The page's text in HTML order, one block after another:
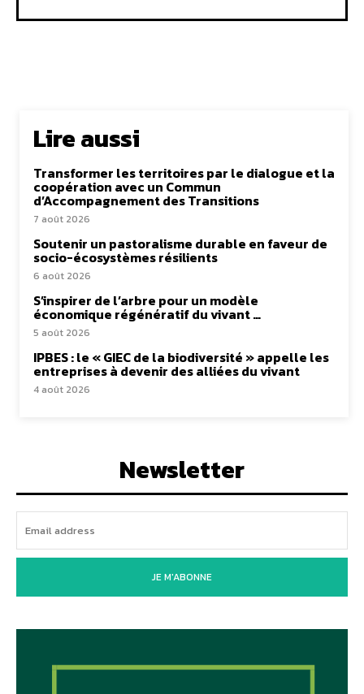
Lire aussi
Transformer les territoires par le dialogue et la
coopération avec un Commun
d’Accompagnement des Transitions
7 août 2026
Soutenir un pastoralisme durable en faveur de
socio-écosystèmes résilients
6 août 2026
S’inspirer de l’arbre pour un modèle
économique régénératif du vivant …
5 août 2026
IPBES : le « GIEC de la biodiversité » appelle les
entreprises à devenir des alliées du vivant
4 août 2026
Newsletter
JE M'ABONNE